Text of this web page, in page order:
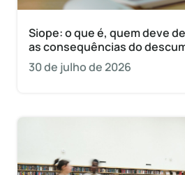
Siope: o que é, quem deve
as consequências do
30 de julho de 2026